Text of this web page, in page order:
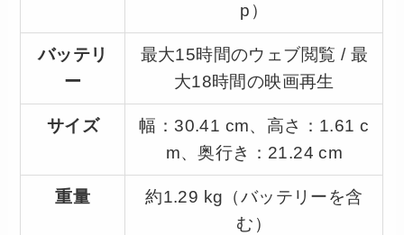
p）
バッテリ
ー
最大15時間のウェブ閲覧 / 最
大18時間の映画再生
サイズ
幅：30.41 cm、高さ：1.61 c
m、奥行き：21.24 cm
重量
約1.29 kg（バッテリーを含
む）